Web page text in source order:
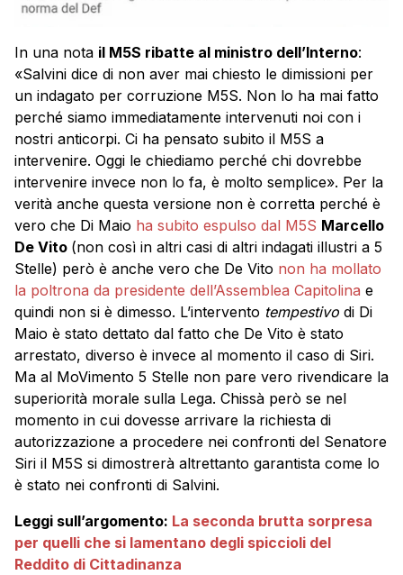
In una nota il M5S ribatte al ministro dell’Interno:
«Salvini dice di non aver mai chiesto le dimissioni per
un indagato per corruzione M5S. Non lo ha mai fatto
perché siamo immediatamente intervenuti noi con i
nostri anticorpi. Ci ha pensato subito il M5S a
intervenire. Oggi le chiediamo perché chi dovrebbe
intervenire invece non lo fa, è molto semplice». Per la
verità anche questa versione non è corretta perché è
vero che Di Maio ha subito espulso dal M5S Marcello
De Vito (non così in altri casi di altri indagati illustri a 5
Stelle) però è anche vero che De Vito non ha mollato
la poltrona da presidente dell’Assemblea Capitolina e
quindi non si è dimesso. L’intervento tempestivo di Di
Maio è stato dettato dal fatto che De Vito è stato
arrestato, diverso è invece al momento il caso di Siri.
Ma al MoVimento 5 Stelle non pare vero rivendicare la
superiorità morale sulla Lega. Chissà però se nel
momento in cui dovesse arrivare la richiesta di
autorizzazione a procedere nei confronti del Senatore
Siri il M5S si dimostrerà altrettanto garantista come lo
è stato nei confronti di Salvini.
Leggi sull’argomento: La seconda brutta sorpresa
per quelli che si lamentano degli spiccioli del
Reddito di Cittadinanza